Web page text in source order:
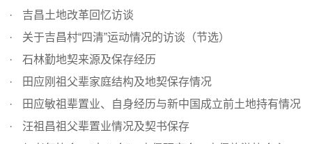
吉昌土地改革回忆访谈
关于吉昌村“四清”运动情况的访谈（节选）
石林勤地契来源及保存经历
田应刚祖父辈家庭结构及地契保存情况
田应敏祖辈置业、自身经历与新中国成立前土地持有情况
汪祖昌祖父辈置业情况及契书保存